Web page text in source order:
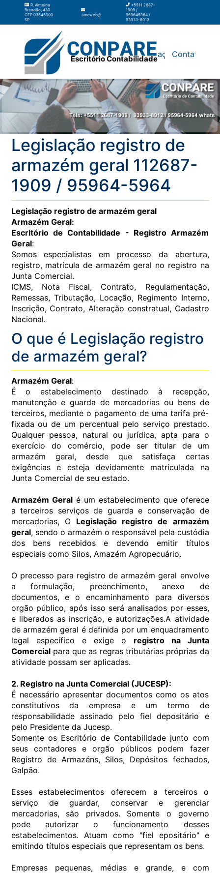
R. Almeida
Brandão, 430
CEP 03545000
SP
amcweb@amcweb.com.br
+5511 2687-
1909 /
959645964 /
93933-8912
Silos GalpãoContabilidadeTerceirizaçãoContato
Escritório Contabilidade
Legislação registro de
armazém geral 112687-
1909 / 95964-5964
Legislação registro de armazém geral
Armazém Geral:
Escritório de Contabilidade - Registro Armazém
Geral:
Somos especialistas em processo da abertura,
registro, matrícula de armazém geral no registro na
Junta Comercial.
ICMS, Nota Fiscal, Contrato, Regulamentação,
Remessas, Tributação, Locação, Regimento Interno,
Inscrição, Contrato, Alteração constratual, Cadastro
Nacional.
O que é Legislação registro
de armazém geral?
Armazém Geral:
É o estabelecimento destinado à recepção,
manutenção e guarda de mercadorias ou bens de
terceiros, mediante o pagamento de uma tarifa pré-
fixada ou de um percentual pelo serviço prestado.
Qualquer pessoa, natural ou jurídica, apta para o
exercício do comércio, pode ser titular de um
armazém geral, desde que satisfaça certas
exigências e esteja devidamente matriculada na
Junta Comercial de seu estado.
Armazém Geralé um estabelecimento que oferece
a terceiros serviços de guarda e conservação de
mercadorias, O Legislação registro de armazém
geral, sendo o armazém o responsável pela custódia
dos bens recebidos e devendo emitir títulos
especiais como Silos, Amazém Agropecuário.
O precesso para registro de armazém geral envolve
a formulação, preenchimento, anexo de
documentos, e o encaminhamento para diversos
orgão público, após isso será analisados por esses,
e liberados as inscrição, e autorizações.A atividade
de armazém geral é definida por um enquadramento
legal específico e exige o registro na Junta
Comercialpara que as regras tributárias próprias da
atividade possam ser aplicadas.
2. Registro na Junta Comercial (JUCESP):
É necessário apresentar documentos como os atos
constitutivos da empresa e um termo de
responsabilidade assinado pelo fiel depositário e
pelo Presidente da Jucesp.
Somente os Escritório de Contabilidade junto com
seus contadores e orgão públicos podem fazer
Registro de Armazéns, Silos, Depósitos fechados,
Galpão.
Esses estabelecimentos oferecem a terceiros o
serviço de guardar, conservar e gerenciar
mercadorias, são privados. Somente o governo
pode autorizar o funcionamento desses
estabelecimentos. Atuam como "fiel epositário" e
emitindo títulos especiais que representam os bens.
Empresas pequenas, médias e grande, e com